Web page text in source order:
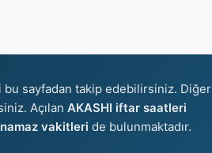
bu sayfadan takip edebilirsiniz. Diğer
Açılan AKASHI iftar saatleri
vakitleri de bulunmaktadır.